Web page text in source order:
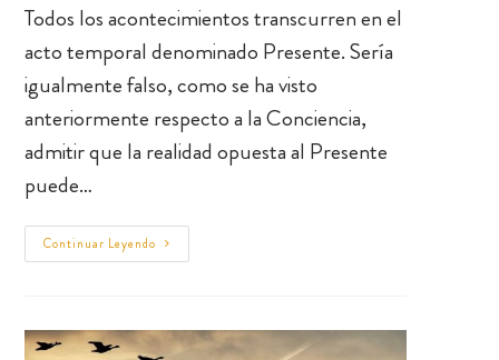
Todos los acontecimientos transcurren en el
acto temporal denominado Presente. Sería
igualmente falso, como se ha visto
anteriormente respecto a la Conciencia,
admitir que la realidad opuesta al Presente
puede…
Continuar Leyendo